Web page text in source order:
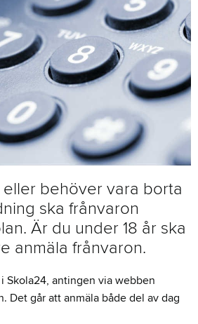
behöver vara borta
ska frånvaron
Är du under 18 år ska
anmäla frånvaron.
Skola24, antingen via webben
Det går att anmäla både del av dag